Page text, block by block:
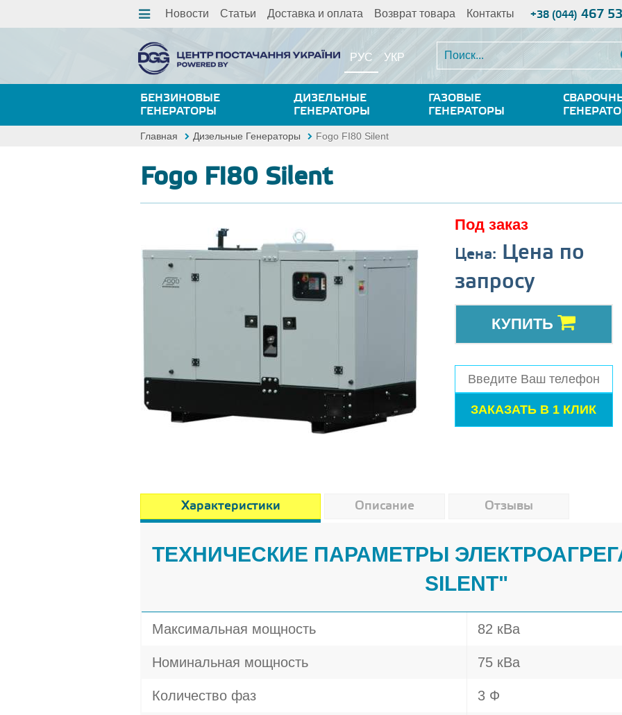
Новости Статьи Доставка и оплата Возврат товара Контакты +38 (044) 467
РУС УКР
БЕНЗИНОВЫЕ
ГЕНЕРАТОРЫ
ДИЗЕЛЬНЫЕ
ГЕНЕРАТОРЫ
ГАЗОВЫЕ
ГЕНЕРАТОРЫ
Главная Дизельные Генераторы Fogo FI80 Silent
Fogo FI80 Silent
Под заказ
Цена: Цена по
запросу
КУПИТЬ
Характеристики Описание Отзывы
ТЕХНИЧЕСКИЕ ПАРАМЕТРЫ
SILENT"
Максимальная мощность 82 кВа
Номинальная мощность 75 кВа
Количество фаз 3 Ф